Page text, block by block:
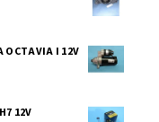
OCTAVIA I 12V
12V